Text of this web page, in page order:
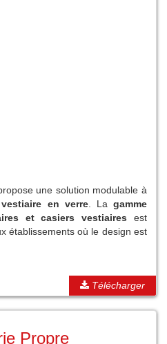
une solution modulable à
en verre. Lagamme
et casiers vestiaires est
établissements où le design est
Télécharger
Propre